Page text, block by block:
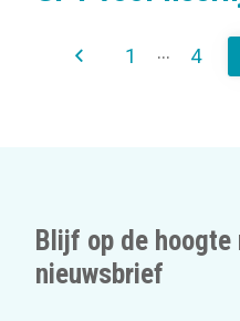
1 ... 4
Blijf op de hoogte
nieuwsbrief